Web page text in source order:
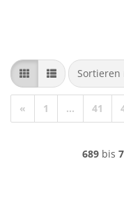
Sortieren
Sortieren
« 1 ... 41
689bis